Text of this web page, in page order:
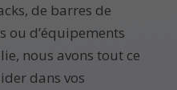
de barres de
ou d’équipements
nous avons tout ce
dans vos